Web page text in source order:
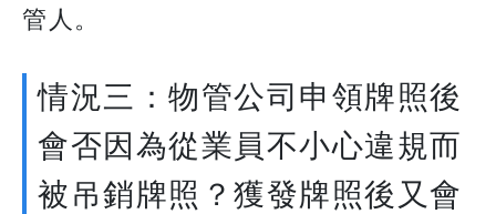
管人。
情況三：物管公司申領牌照後
會否因為從業員不小心違規而
被吊銷牌照？獲發牌照後又會